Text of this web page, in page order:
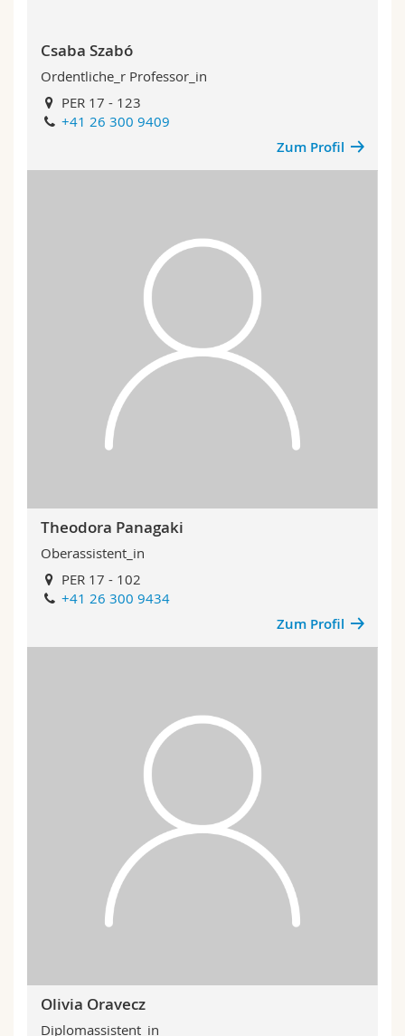
Csaba Szabó
Ordentliche_r Professor_in
PER 17 - 123
+41 26 300 9409
Zum Profil
Theodora Panagaki
Oberassistent_in
PER 17 - 102
+41 26 300 9434
Zum Profil
Olivia Oravecz
Diplomassistent_in